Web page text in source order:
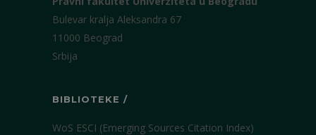
Bulevar kralja Aleksandra 67
11000 Beograd
Srbija
BIBLIOTEKE /
WoS ESCI (Emerging Sources Citation Index)